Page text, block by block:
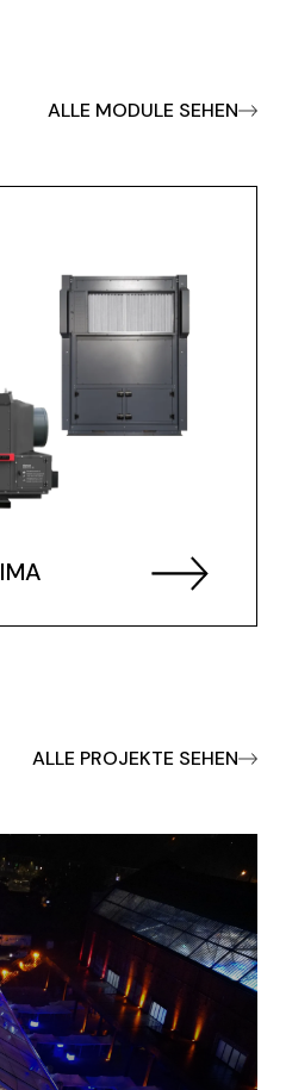
ALLE MODULE SEHEN
ALLE PROJEKTE SEHEN